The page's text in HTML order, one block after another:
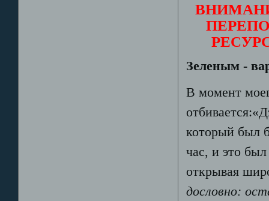
Зеленым -
В момент
который был
час, и это
открывая
дословно: